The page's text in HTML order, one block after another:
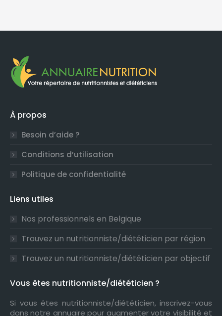
À propos
Besoin d’aide ?
Conditions d’utilisation
Politique de confidentialité
Liens utiles
Nos professionnels en Belgique
Trouvez un nutritionniste/diététicien par région
Trouvez un nutritionniste/diététicien par objectif
Vous êtes nutritionniste/diététicien ?
Si vous êtes nutritionniste/diététicien, inscrivez-vous
dans notre annuaire pour augmenter votre visibilité et